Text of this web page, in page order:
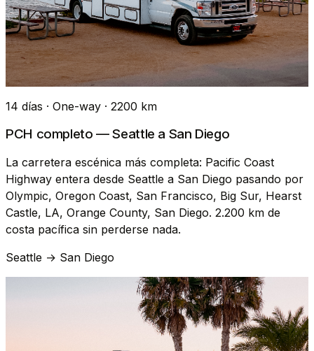
14 días · One-way · 2200 km
PCH completo — Seattle a San Diego
La carretera escénica más completa: Pacific Coast
Highway entera desde Seattle a San Diego pasando por
Olympic, Oregon Coast, San Francisco, Big Sur, Hearst
Castle, LA, Orange County, San Diego. 2.200 km de
costa pacífica sin perderse nada.
Seattle → San Diego